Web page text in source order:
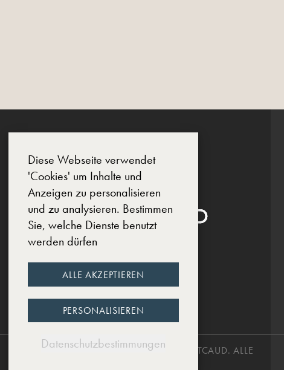
COPYRIGHT © 2025, CHÂTEAU DE MONTCAUD. ALLE
Diese Webseite verwendet
'Cookies' um Inhalte und
Anzeigen zu personalisieren
und zu analysieren. Bestimmen
Sie, welche Dienste benutzt
werden dürfen
ALLE AKZEPTIEREN
PERSONALISIEREN
Datenschutzbestimmungen